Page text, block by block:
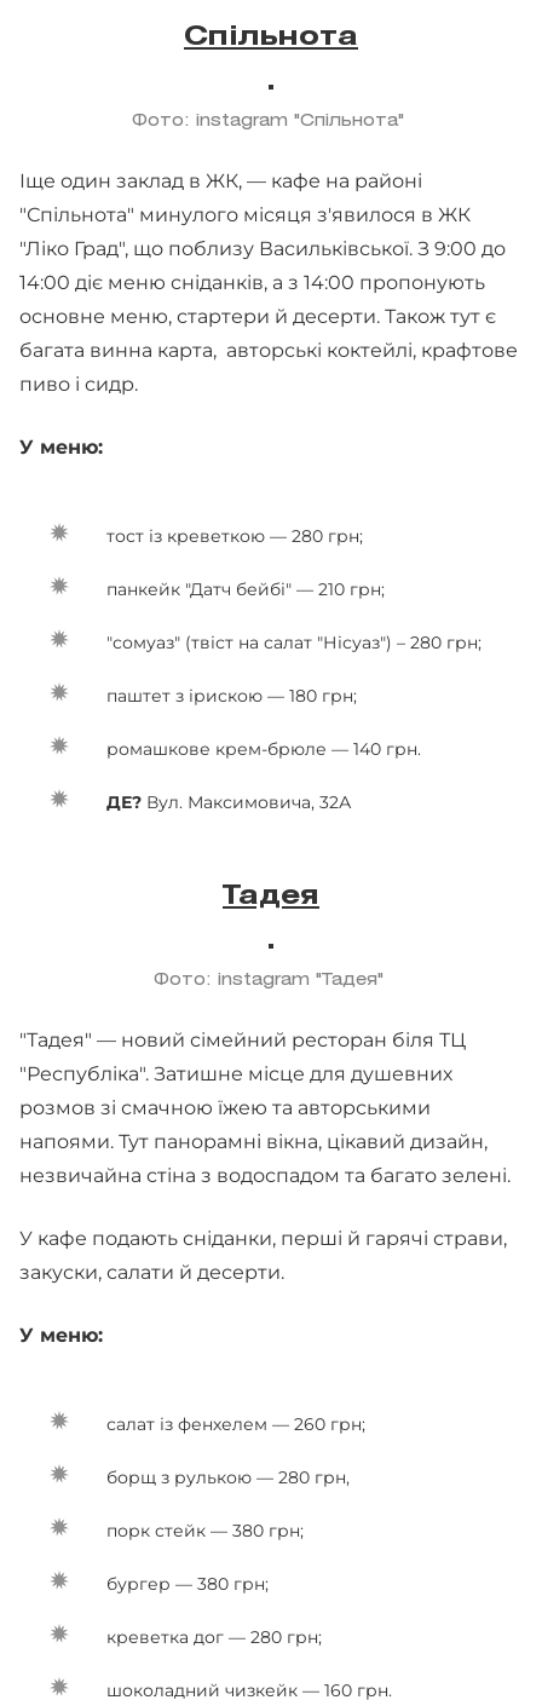
Cпільнота
Фото: instagram "Спільнота"
Іще один заклад в ЖК, — кафе на районі
"Спільнота" минулого місяця з'явилося в ЖК
"Ліко Град", що поблизу Васильківської. З 9:00 до
14:00 діє меню сніданків, а з 14:00 пропонують
основне меню, стартери й десерти. Також тут є
багата винна карта, авторські коктейлі, крафтове
пиво і сидр.
У меню:
тост із креветкою — 280 грн;
панкейк "Датч бейбі" — 210 грн;
"сомуаз" (твіст на салат "Нісуаз") – 280 грн;
паштет з ірискою — 180 грн;
ромашкове крем-брюле — 140 грн.
ДЕ? Вул. Максимовича, 32А
Тадея
Фото: instagram "Тадея"
"Тадея" — новий сімейний ресторан біля ТЦ
"Республіка". Затишне місце для душевних
розмов зі смачною їжею та авторськими
напоями. Тут панорамні вікна, цікавий дизайн,
незвичайна стіна з водоспадом та багато зелені.
У кафе подають сніданки, перші й гарячі страви,
закуски, салати й десерти.
У меню:
салат із фенхелем — 260 грн;
борщ з рулькою — 280 грн,
порк стейк — 380 грн;
бургер — 380 грн;
креветка дог — 280 грн;
шоколадний чизкейк — 160 грн.